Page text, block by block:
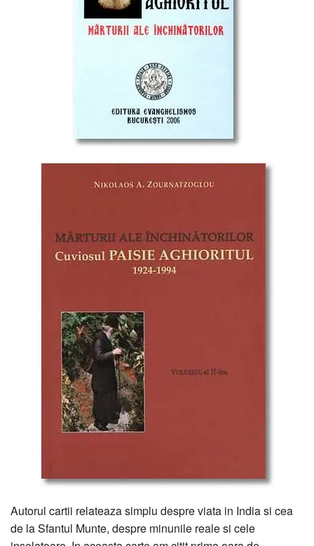
Autorul cartii relateaza simplu despre viata in India si cea
de la Sfantul Munte, despre minunile reale si cele